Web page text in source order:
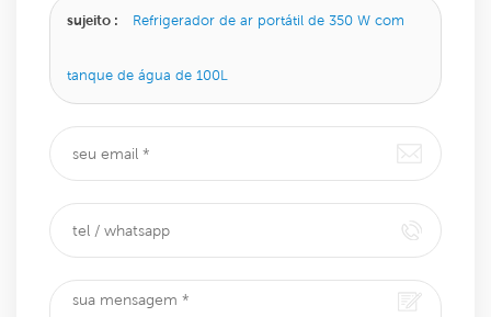
sujeito : Refrigerador de ar portátil de 350 W com
tanque de água de 100L